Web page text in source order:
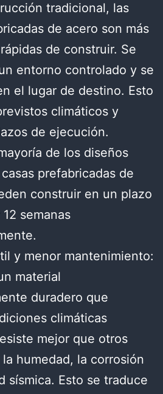
tradicional, las
de acero son más
de construir. Se
entorno controlado y se
el lugar de destino. Esto
climáticos y
de ejecución.
de los diseños
prefabricadas de
construir en un plazo
semanas
y menor mantenimiento:
material
duradero que
climáticas
mejor que otros
humedad, la corrosión
sísmica. Esto se traduce